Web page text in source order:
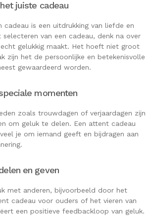
juiste cadeau
cadeau is een uitdrukking van liefde en
selecteren van een cadeau, denk na over
gelukkig maakt. Het hoeft niet groot
zijn het de persoonlijke en betekenisvolle
gewaardeerd worden.
momenten
zoals trouwdagen of verjaardagen zijn
om geluk te delen. Een attent cadeau
je om iemand geeft en bijdragen aan
en geven
met anderen, bijvoorbeeld door het
cadeau voor ouders of het vieren van
een positieve feedbackloop van geluk.